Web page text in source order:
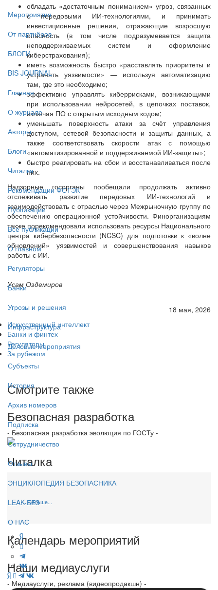
Мероприятия
От партнёров
БЛОГИ
BIS JOURNAL
Главная
О журнале
Авторы
Блоги
Читалка
Рекомендации ФСТЭК
Публикации
Все публикации
О главном
Регуляторы
Банки
Угрозы и решения
Инфраструктура
Деловые мероприятия
Субъекты
История
Архив номеров
Подписка
Сотрудничество
Отзывы
ЭНЦИКЛОПЕДИЯ БЕЗОПАСНИКА
LEAK-БЕЗ
О НАС
обладать «достаточным пониманием» угроз, связанных
с передовыми ИИ-технологиями, и принимать
инвестиционные решения, отражающие возросшую
опасность (в том числе подразумевается защита
неподдерживаемых систем и оформление
киберстрахования);
иметь возможность быстро «расставлять приоритеты и
устранять уязвимости» — используя автоматизацию
там, где это необходимо;
эффективно управлять киберрисками, возникающими
при использовании нейросетей, в цепочках поставок,
включая ПО с открытым исходным кодом;
уменьшать поверхность атаки за счёт управления
доступом, сетевой безопасности и защиты данных, а
также соответствовать скорости атак с помощью
«автоматизированной и поддерживаемой ИИ-защиты»;
быстро реагировать на сбои и восстанавливаться после
них.
Надзорные госорганы пообещали продолжать активно
отслеживать развитие передовых ИИ-технологий и
взаимодействовать с отраслью через Межрыночную группу по
обеспечению операционной устойчивости. Финорганизациям
также порекомендовали использовать ресурсы Национального
центра кибербезопасности (NCSC) для подготовки к «волне
обновлений» уязвимостей и совершенствования навыков
работы с ИИ.
Усам Оздемиров
18 мая, 2026
Искусственный интеллект
Банки и финтех
Регуляторы
За рубежом
Смотрите также
Безопасная разработка
- Безопасная разработка эволюция по ГОСТу -
Читалка
Больше...
Календарь мероприятий
Наши медиауслуги
- Медиауслуги, реклама (видеопродакшн) -